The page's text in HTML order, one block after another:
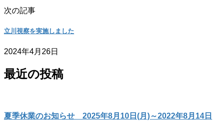
次の記事
立川視察を実施しました
2024年4月26日
最近の投稿
夏季休業のお知らせ 2025年8月10日(月)～2022年8月14日